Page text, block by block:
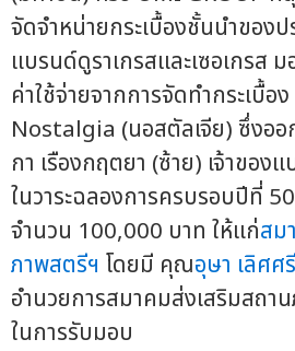
จัดจำหน่ายกระเบื้องชั้นนำของป
แบรนด์ดูราเกรสและเซอเกรส
ค่าใช้จ่ายจากการจัดทำกระเบื้
Nostalgia (นอสตัลเจีย) ซึ่งอ
กา เรืองกฤตยา (ซ้าย) เจ้าของ
ในวาระฉลองการครบรอบปีที่
จำนวน 100,000 บาท ให้แก่สม
ภาพสตรีฯ โดยมี คุณอุษา เลิศ
อำนวยการสมาคมส่งเสริมสถา
ในการรับมอบ